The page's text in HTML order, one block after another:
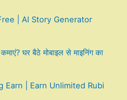
| AI Story Generator
घर बैठे मोबाइल से माइनिंग का
Earn | Earn Unlimited Rubi